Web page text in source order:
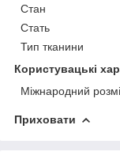
Стан
Стать
Тип тканини
Користувацькi
Міжнародний
Приховати